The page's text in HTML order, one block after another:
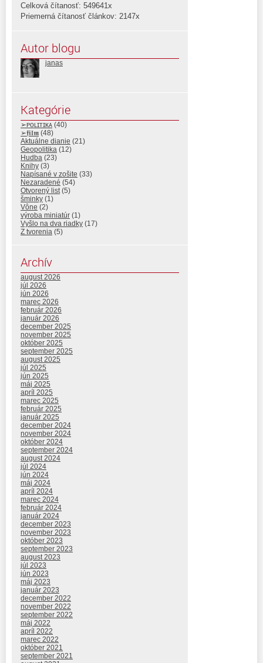
Celková čítanosť: 549641x
Priemerná čítanosť článkov: 2147x
Autor blogu
janas
Kategórie
➢ᴘᴏʟɪᴛɪᴋᴀ (40)
➢𝖋𝖎𝖑𝖒 (48)
Aktuálne dianie (21)
Geopolitika (12)
Hudba (23)
Knihy (3)
Napísané v zošite (33)
Nezaradené (54)
Otvorený list (5)
šminky (1)
Vône (2)
výroba miniatúr (1)
Vyšlo na dva riadky (17)
Z tvorenia (5)
Archív
august 2026
júl 2026
jún 2026
marec 2026
február 2026
január 2026
december 2025
november 2025
október 2025
september 2025
august 2025
júl 2025
jún 2025
máj 2025
apríl 2025
marec 2025
február 2025
január 2025
december 2024
november 2024
október 2024
september 2024
august 2024
júl 2024
jún 2024
máj 2024
apríl 2024
marec 2024
február 2024
január 2024
december 2023
november 2023
október 2023
september 2023
august 2023
júl 2023
jún 2023
máj 2023
január 2023
december 2022
november 2022
september 2022
máj 2022
apríl 2022
marec 2022
október 2021
september 2021